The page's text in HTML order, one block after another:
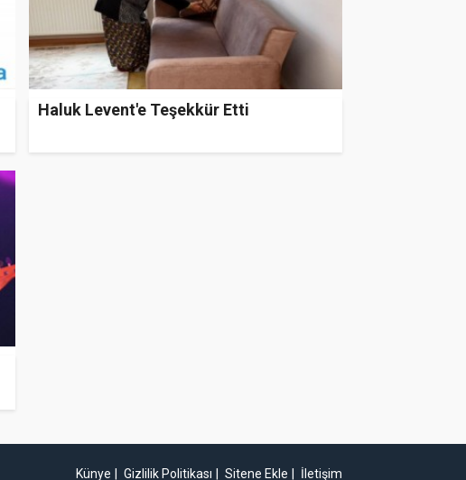
Haluk Levent'e Teşekkür Etti
Künye Gizlilik Politikası Sitene Ekle İletişim